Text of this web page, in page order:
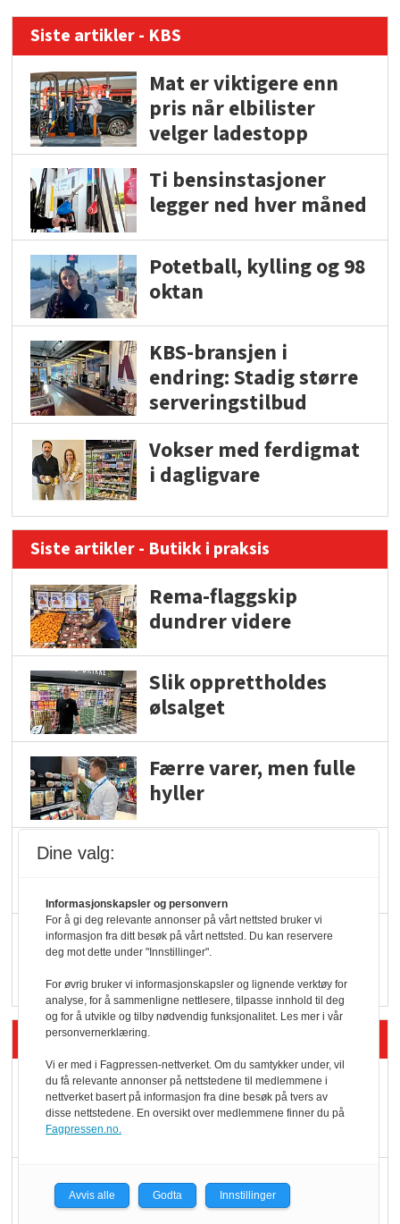
Siste artikler - KBS
Mat er viktigere enn
pris når elbilister
velger ladestopp
Ti bensinstasjoner
legger ned hver måned
Potetball, kylling og 98
oktan
KBS-bransjen i
endring: Stadig større
serveringstilbud
Vokser med ferdigmat
i dagligvare
Siste artikler - Butikk i praksis
Rema-flaggskip
dundrer videre
Slik opprettholdes
ølsalget
Færre varer, men fulle
hyller
Q passerte 1 milliard i
Rema i 2025
Siste artikler - Økologisk
Kolonihagens norske
yoghurt: Trues av
Marit Kolby vant
Økologisk Norge sin
Dine valg:
Informasjonskapsler og personvern
For å gi deg relevante annonser på vårt nettsted bruker vi
informasjon fra ditt besøk på vårt nettsted. Du kan reservere
deg mot dette under "Innstillinger".
For øvrig bruker vi informasjonskapsler og lignende verktøy for
analyse, for å sammenligne nettlesere, tilpasse innhold til deg
og for å utvikle og tilby nødvendig funksjonalitet. Les mer i vår
personvernerklæring.
Vi er med i Fagpressen-nettverket. Om du samtykker under, vil
du få relevante annonser på nettstedene til medlemmene i
nettverket basert på informasjon fra dine besøk på tvers av
disse nettstedene. En oversikt over medlemmene finner du på
Fagpressen.no.
Avvis alle Godta Innstillinger